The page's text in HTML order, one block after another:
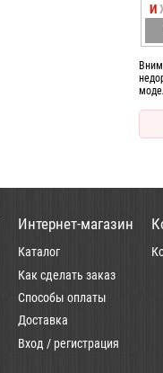
И
Интернет-магазин
Каталог
Как сделать заказ
Способы оплаты
Доставка
Вход / регистрация